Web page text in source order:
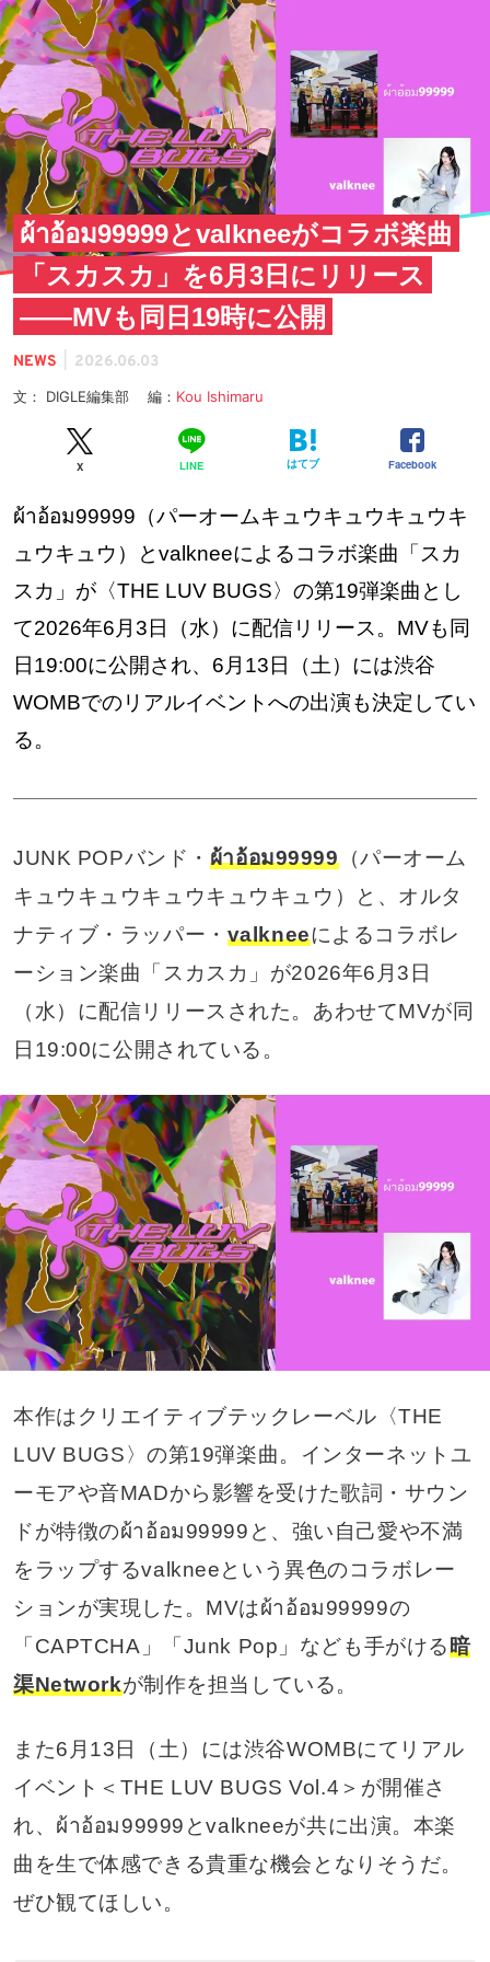
ผ้าอ้อม99999とvalkneeがコラボ楽曲
「スカスカ」を6月3日にリリース
——MVも同日19時に公開
NEWS 2026.06.03
文： DIGLE編集部 編： Kou Ishimaru
X LINE はてブ Facebook
ผ้าอ้อม99999（パーオームキュウキュウキュウキ
ュウキュウ）とvalkneeによるコラボ楽曲「スカ
スカ」が〈THE LUV BUGS〉の第19弾楽曲とし
て2026年6月3日（水）に配信リリース。MVも同
日19:00に公開され、6月13日（土）には渋谷
WOMBでのリアルイベントへの出演も決定してい
る。
JUNK POPバンド・ ผ้าอ้อม99999（パーオーム
キュウキュウキュウキュウキュウ）と、オルタ
ナティブ・ラッパー・ valkneeによるコラボレ
ーション楽曲「スカスカ」が2026年6月3日
（水）に配信リリースされた。あわせてMVが同
日19:00に公開されている。
本作はクリエイティブテックレーベル〈THE
LUV BUGS〉の第19弾楽曲。インターネットユ
ーモアや音MADから影響を受けた歌詞・サウン
ドが特徴のผ้าอ้อม99999と、強い自己愛や不満
をラップするvalkneeという異色のコラボレー
ションが実現した。MVはผ้าอ้อม99999の
「CAPTCHA」「Junk Pop」なども手がける暗
渠Networkが制作を担当している。
また6月13日（土）には渋谷WOMBにてリアル
イベント＜THE LUV BUGS Vol.4＞が開催さ
れ、ผ้าอ้อม99999とvalkneeが共に出演。本楽
曲を生で体感できる貴重な機会となりそうだ。
ぜひ観てほしい。